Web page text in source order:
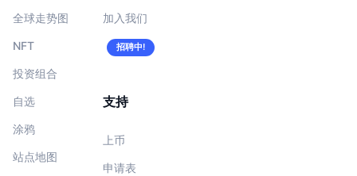
全球走势图
NFT
投资组合
自选
涂鸦
站点地图
加入我们
招聘中!
支持
上币
申请表